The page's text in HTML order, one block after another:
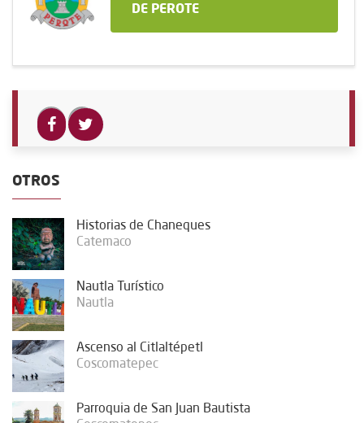
DE PEROTE
OTROS
Historias de Chaneques
Catemaco
Nautla Turístico
Nautla
Ascenso al Citlaltépetl
Coscomatepec
Parroquia de San Juan Bautista